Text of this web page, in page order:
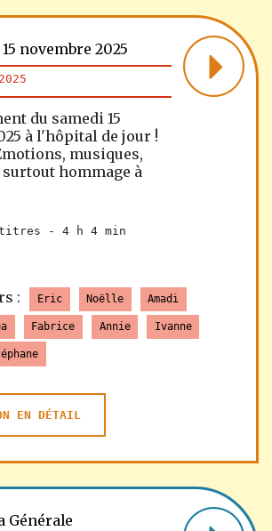
novembre 2025
du samedi 15
à l'hôpital de jour !
musiques,
hommage à
titres -4 h 4 min
: Eric Noëlle Amadi
Fabrice Annie Ivanne
EN DÉTAIL
Générale